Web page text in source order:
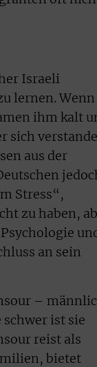
Israeli
lernen. Wenn
ihm kalt
sich
aus der
Stress“,
zu haben,
an sein
–
ist sie
reist als
bietet